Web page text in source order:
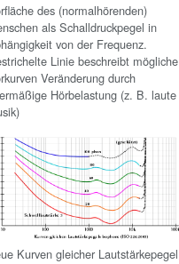
des (normalhörenden)
als Schalldruckpegel in
von der Frequenz.
Linie beschreibt mögliche
Veränderung durch
Hörbelastung (z. B. laute
Kurven gleicher Lautstärkepegel